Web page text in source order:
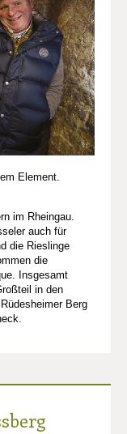
Element.
im Rheingau.
auch für
die Rieslinge
die
Insgesamt
in den
Berg